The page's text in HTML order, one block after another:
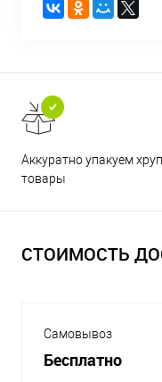
Аккуратно упакуем
товары
СТОИМОСТЬ
Самовывоз
Бесплатно